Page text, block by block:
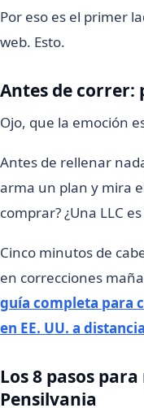
Por eso es el primer
web. Esto.
Antes de correr:
Ojo, que la emoción
Antes de rellenar
arma un plan y mira
comprar? ¿Una LLC
Cinco minutos de
en correcciones
guía completa para
en EE. UU. a distancia
Los 8 pasos
Pensilvania